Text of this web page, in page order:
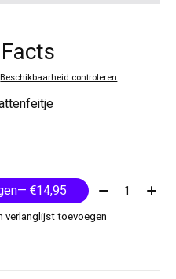
Beschikbaarheid controleren
— €14,95 Aantal:
verlanglijst toevoegen